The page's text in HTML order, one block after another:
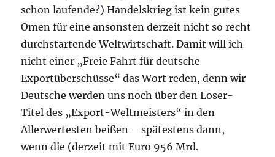
schon laufende?) Handelskrieg ist kein gutes
Omen für eine ansonsten derzeit nicht so recht
durchstartende Weltwirtschaft. Damit will ich
nicht einer „Freie Fahrt für deutsche
Exportüberschüsse“ das Wort reden, denn wir
Deutsche werden uns noch über den Loser-
Titel des „Export-Weltmeisters“ in den
Allerwertesten beißen – spätestens dann,
wenn die (derzeit mit Euro 956 Mrd.